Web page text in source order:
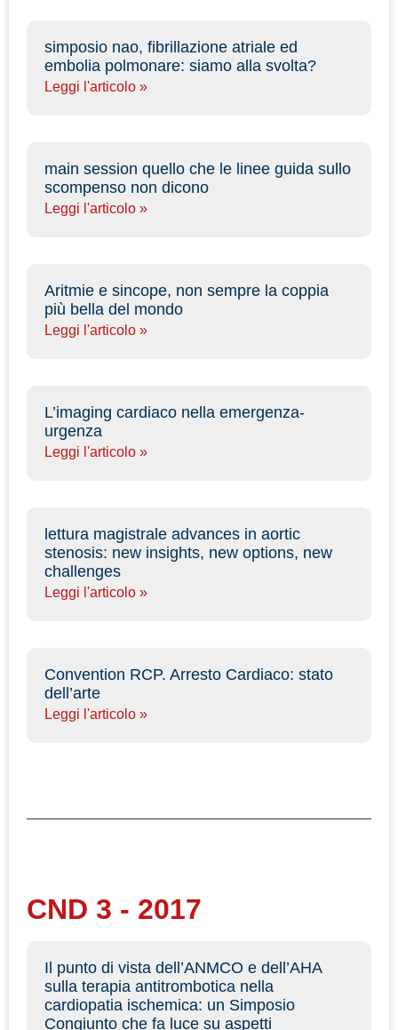
simposio nao, fibrillazione atriale ed
embolia polmonare: siamo alla svolta?
Leggi l'articolo »
main session quello che le linee guida sullo
scompenso non dicono
Leggi l'articolo »
Aritmie e sincope, non sempre la coppia
più bella del mondo
Leggi l'articolo »
L’imaging cardiaco nella emergenza-
urgenza
Leggi l'articolo »
lettura magistrale advances in aortic
stenosis: new insights, new options, new
challenges
Leggi l'articolo »
Convention RCP. Arresto Cardiaco: stato
dell’arte
Leggi l'articolo »
CND 3 - 2017
Il punto di vista dell’ANMCO e dell’AHA
sulla terapia antitrombotica nella
cardiopatia ischemica: un Simposio
Congiunto che fa luce su aspetti